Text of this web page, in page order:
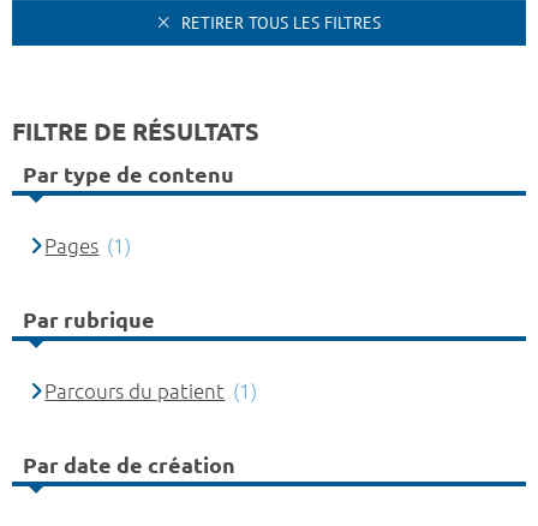
RETIRER TOUS LES FILTRES
FILTRE DE RÉSULTATS
Par type de contenu
Pages (1)
Par rubrique
Parcours du patient (1)
Par date de création